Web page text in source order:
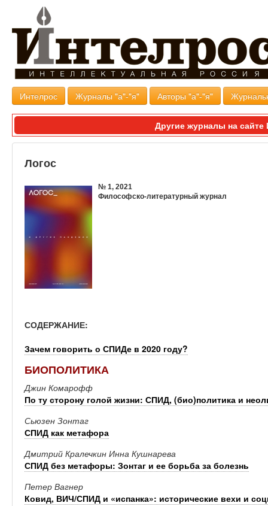
Интелрос Журналы "а"-"я" Авторы "а"-"я"
Другие журналы на
Логос
№ 1, 2021
Философско-литературный журнал
СОДЕРЖАНИЕ:
Зачем говорить о СПИДе в 2020 году?
БИОПОЛИТИКА
Джин Комарофф
По ту сторону голой жизни: СПИД, (био)политика и
Сьюзен Зонтаг
СПИД как метафора
Дмитрий Кралечкин Инна Кушнарева
СПИД без метафоры: Зонтаг и ее борьба за болезнь
Петер Вагнер
Ковид, ВИЧ/СПИД и «испанка»: исторические вехи и